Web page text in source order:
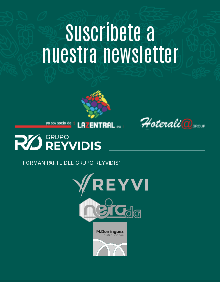
Suscríbete a
nuestra newsletter
FORMAN PARTE DEL GRUPO REYVIDIS: